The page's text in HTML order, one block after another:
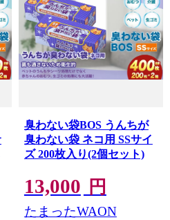
臭わない袋BOS うんちが
臭わない袋 ネコ用 SSサイ
ズ 200枚入り(2個セット)
13,000 円
たまったWAON